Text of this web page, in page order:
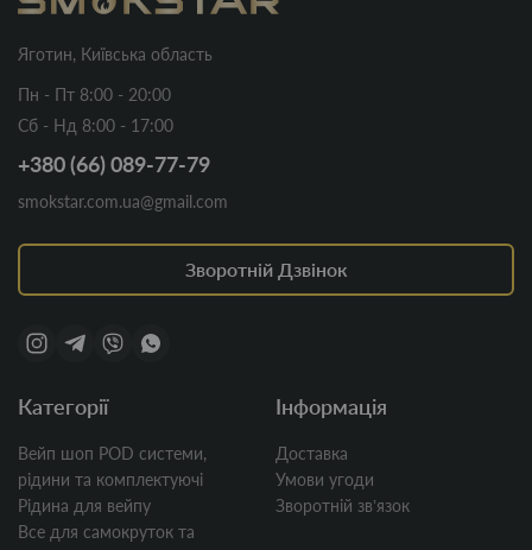
Яготин, Київська область
Пн - Пт 8:00 - 20:00
Сб - Нд 8:00 - 17:00
+380 (66) 089-77-79
smokstar.com.ua@gmail.com
Зворотній Дзвінок
Категорії
Вейп шоп POD системи,
рідини та комплектуючі
Рідина для вейпу
Все для самокруток та
Інформація
Доставка
Умови угоди
Зворотній звʼязок